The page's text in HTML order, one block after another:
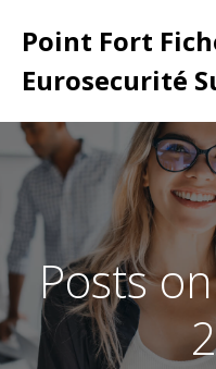
Point Fort
Eurosecurité
Posts